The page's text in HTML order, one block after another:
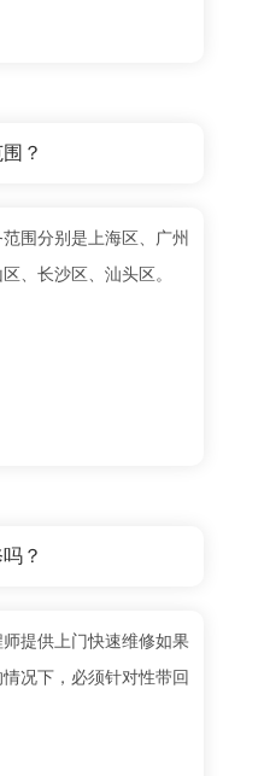
？
围分别是上海区、广州
、长沙区、汕头区。
？
提供上门快速维修如果
况下，必须针对性带回